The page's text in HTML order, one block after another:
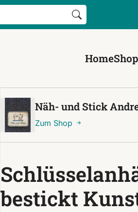
Search Button
HomeShop
Näh- und Stick
Zum Shop
bestickt